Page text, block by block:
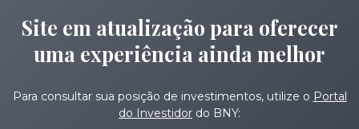
Site em atualização para oferecer
uma experiência ainda melhor
Para consultar sua posição de investimentos, utilize o Portal
do Investidor do BNY: